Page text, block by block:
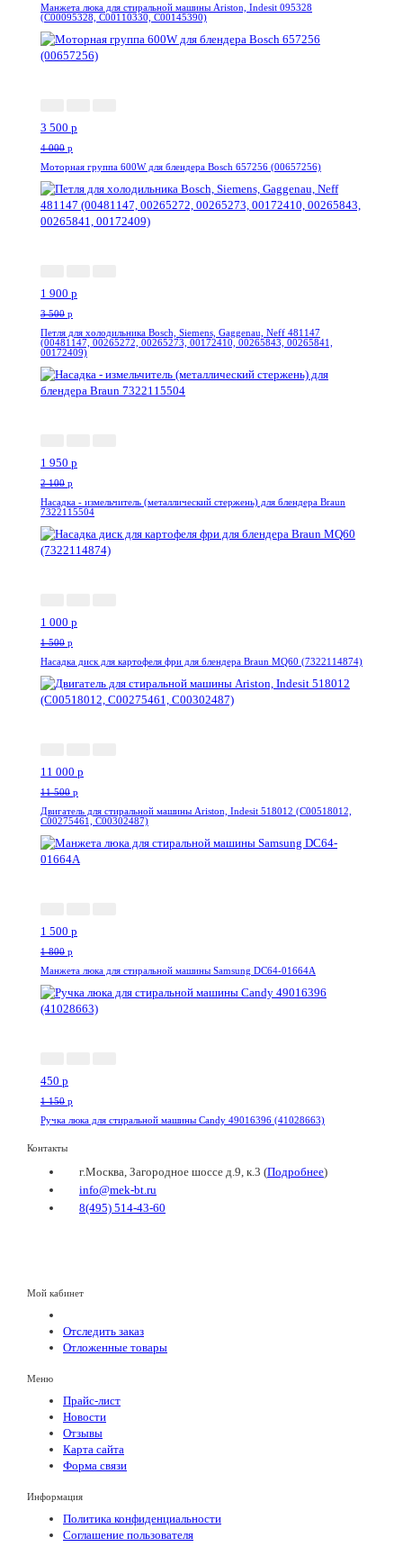
Манжета люка для стиральной машины Ariston, Indesit 095328
(C00095328, C00110330, C00145390)
3 500 p
4 000 p
Моторная группа 600W для блендера Bosch 657256 (00657256)
1 900 p
3 500 p
Петля для холодильника Bosch, Siemens, Gaggenau, Neff 481147
(00481147, 00265272, 00265273, 00172410, 00265843, 00265841,
00172409)
1 950 p
2 100 p
Насадка - измельчитель (металлический стержень) для блендера Braun
7322115504
1 000 p
1 500 p
Насадка диск для картофеля фри для блендера Braun MQ60 (7322114874)
11 000 p
11 500 p
Двигатель для стиральной машины Ariston, Indesit 518012 (C00518012,
C00275461, C00302487)
1 500 p
1 800 p
Манжета люка для стиральной машины Samsung DC64-01664A
450 p
1 150 p
Ручка люка для стиральной машины Candy 49016396 (41028663)
Контакты
г.Москва, Загородное шоссе д.9, к.3 (Подробнее)
info@mek-bt.ru
8(495) 514-43-60
Мой кабинет
Отследить заказ
Отложенные товары
Меню
Прайс-лист
Новости
Отзывы
Карта сайта
Форма связи
Информация
Политика конфиденциальности
Соглашение пользователя